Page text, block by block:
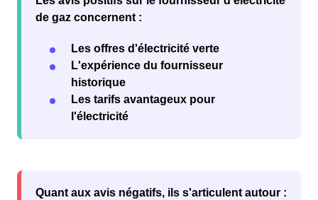
de gaz concernent :
Les offres d'électricité verte
L'expérience du fournisseur
historique
Les tarifs avantageux pour
l'électricité
Quant aux avis négatifs, ils s'articulent autour :